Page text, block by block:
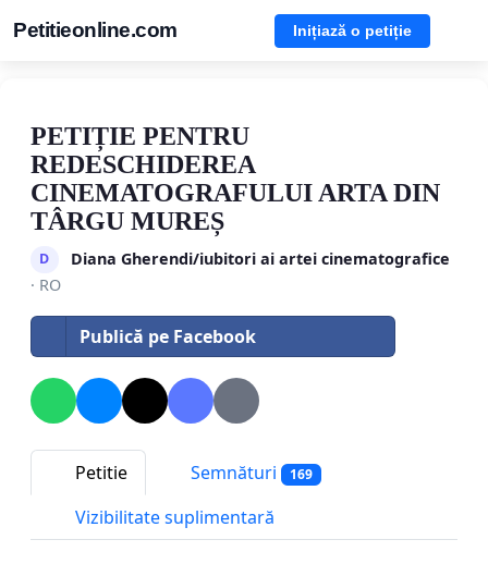
Petitieonline.com Inițiază o petiție
PETIȚIE PENTRU
REDESCHIDEREA
CINEMATOGRAFULUI ARTA DIN
TÂRGU MUREȘ
D
Diana Gherendi/iubitori ai artei cinematografice
· RO
Publică pe Facebook
Petitie Semnături 169
Vizibilitate suplimentară